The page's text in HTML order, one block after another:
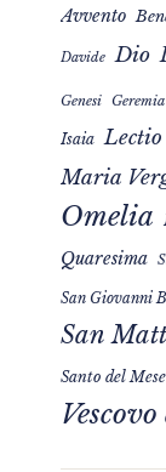
Avvento
Davide Dio
Genesi Geremia
Isaia
Maria
Omelia
Quaresima
San Giovanni
San
Santo del Mese